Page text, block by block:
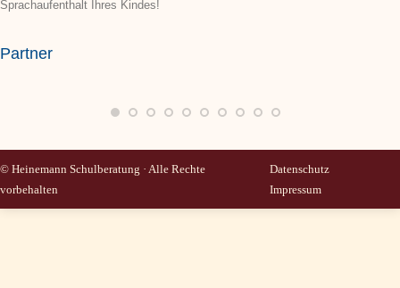
Sprachaufenthalt Ihres Kindes!
Partner
© Heinemann Schulberatung · Alle Rechte
vorbehalten
Datenschutz
Impressum